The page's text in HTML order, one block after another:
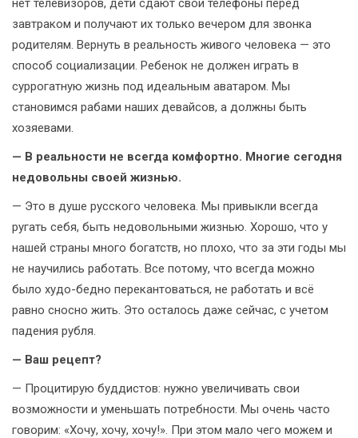
нет телевизоров, дети сдают свои телефоны перед
завтраком и получают их только вечером для звонка
родителям. Вернуть в реальность живого человека — это
способ социализации. Ребенок не должен играть в
суррогатную жизнь под идеальным аватаром. Мы
становимся рабами наших девайсов, а должны быть
хозяевами.
— В реальности не всегда комфортно. Многие сегодня
недовольны своей жизнью.
— Это в душе русского человека. Мы привыкли всегда
ругать себя, быть недовольными жизнью. Хорошо, что у
нашей страны много богатств, но плохо, что за эти годы мы
не научились работать. Все потому, что всегда можно
было худо-бедно перекантоваться, не работать и всё
равно сносно жить. Это осталось даже сейчас, с учетом
падения рубля.
— Ваш рецепт?
— Процитирую буддистов: нужно увеличивать свои
возможности и уменьшать потребности. Мы очень часто
говорим: «Хочу, хочу, хочу!». При этом мало чего можем и